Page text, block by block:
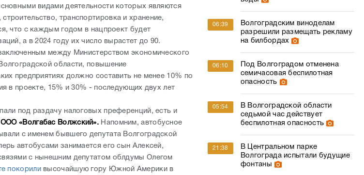
видами деятельности которых являются
транспортировка и хранение,
что с каждым годом в нацпроект будет
а в 2024 году их число вырастет до 90.
между Министерством экономического
области, повышение
предприятиях должно составить не менее 10% по
в проекте, 15% и 30% - последующих двух лет
под раздачу налоговых преференций, есть и
ООО «Волгабас Волжский». Напомним, автобусное
с именем бывшего депутата Волгоградской
автобусами занимается его сын Алексей,
с нынешним депутатом облдумы Олегом
покориливысочайшую гору Южной Америки в
06:39
Волгоградским виноделам
разрешили размещать рекламу
на билбордах
06:10
Под Волгоградом отменена
семичасовая беспилотная
опасность
05:54
В Волгоградской области
седьмой час действует
беспилотная опасность
21:38
В Центральном парке
Волгограда испытали будущие
фонтаны